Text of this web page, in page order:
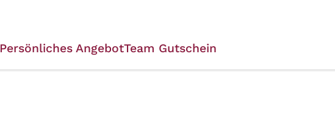
Persönliches AngebotTeam Gutschein